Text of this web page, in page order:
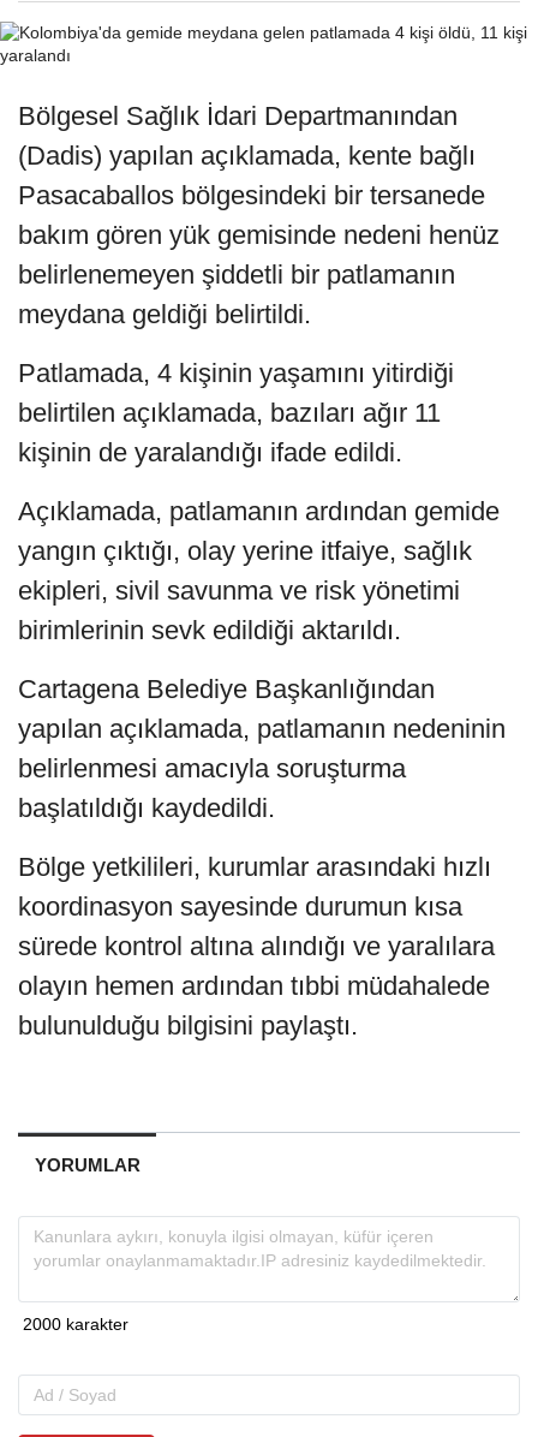
Bölgesel Sağlık İdari Departmanından
(Dadis) yapılan açıklamada, kente bağlı
Pasacaballos bölgesindeki bir tersanede
bakım gören yük gemisinde nedeni henüz
belirlenemeyen şiddetli bir patlamanın
meydana geldiği belirtildi.
Patlamada, 4 kişinin yaşamını yitirdiği
belirtilen açıklamada, bazıları ağır 11
kişinin de yaralandığı ifade edildi.
Açıklamada, patlamanın ardından gemide
yangın çıktığı, olay yerine itfaiye, sağlık
ekipleri, sivil savunma ve risk yönetimi
birimlerinin sevk edildiği aktarıldı.
Cartagena Belediye Başkanlığından
yapılan açıklamada, patlamanın nedeninin
belirlenmesi amacıyla soruşturma
başlatıldığı kaydedildi.
Bölge yetkilileri, kurumlar arasındaki hızlı
koordinasyon sayesinde durumun kısa
sürede kontrol altına alındığı ve yaralılara
olayın hemen ardından tıbbi müdahalede
bulunulduğu bilgisini paylaştı.
YORUMLAR